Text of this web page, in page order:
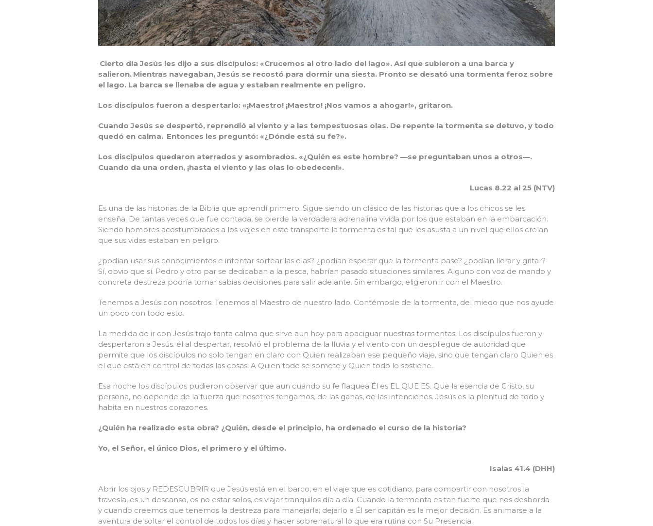
Cierto día Jesús les dijo a sus discípulos: «Crucemos al otro lado del lago». Así que subieron a una barca y
salieron. Mientras navegaban, Jesús se recostó para dormir una siesta. Pronto se desató una tormenta feroz sobre
el lago. La barca se llenaba de agua y estaban realmente en peligro.
Los discípulos fueron a despertarlo: «¡Maestro! ¡Maestro! ¡Nos vamos a ahogar!», gritaron.
Cuando Jesús se despertó, reprendió al viento y a las tempestuosas olas. De repente la tormenta se detuvo, y todo
quedó en calma. Entonces les preguntó: «¿Dónde está su fe?».
Los discípulos quedaron aterrados y asombrados. «¿Quién es este hombre? —se preguntaban unos a otros—.
Cuando da una orden, ¡hasta el viento y las olas lo obedecen!».
Lucas 8.22 al 25 (NTV)
Es una de las historias de la Biblia que aprendí primero. Sigue siendo un clásico de las historias que a los chicos se les
enseña. De tantas veces que fue contada, se pierde la verdadera adrenalina vivida por los que estaban en la embarcación.
Siendo hombres acostumbrados a los viajes en este transporte la tormenta es tal que los asusta a un nivel que ellos creían
que sus vidas estaban en peligro.
¿podían usar sus conocimientos e intentar sortear las olas? ¿podían esperar que la tormenta pase? ¿podían llorar y gritar?
Sí, obvio que sí. Pedro y otro par se dedicaban a la pesca, habrían pasado situaciones similares. Alguno con voz de mando y
concreta destreza podría tomar sabias decisiones para salir adelante. Sin embargo, eligieron ir con el Maestro.
Tenemos a Jesús con nosotros. Tenemos al Maestro de nuestro lado. Contémosle de la tormenta, del miedo que nos ayude
un poco con todo esto.
La medida de ir con Jesús trajo tanta calma que sirve aun hoy para apaciguar nuestras tormentas. Los discípulos fueron y
despertaron a Jesús. él al despertar, resolvió el problema de la lluvia y el viento con un despliegue de autoridad que
permite que los discípulos no solo tengan en claro con Quien realizaban ese pequeño viaje, sino que tengan claro Quien es
el que está en control de todas las cosas. A Quien todo se somete y Quien todo lo sostiene.
Esa noche los discípulos pudieron observar que aun cuando su fe flaquea Él es EL QUE ES. Que la esencia de Cristo, su
persona, no depende de la fuerza que nosotros tengamos, de las ganas, de las intenciones. Jesús es la plenitud de todo y
habita en nuestros corazones.
¿Quién ha realizado esta obra? ¿Quién, desde el principio, ha ordenado el curso de la historia?
Yo, el Señor, el único Dios, el primero y el último.
Isaias 41.4 (DHH)
Abrir los ojos y REDESCUBRIR que Jesús está en el barco, en el viaje que es cotidiano, para compartir con nosotros la
travesía, es un descanso, es no estar solos, es viajar tranquilos día a día. Cuando la tormenta es tan fuerte que nos desborda
y cuando creemos que tenemos la destreza para manejarla; dejarlo a Él ser capitán es la mejor decisión. Es animarse a la
aventura de soltar el control de todos los días y hacer sobrenatural lo que era rutina con Su Presencia.